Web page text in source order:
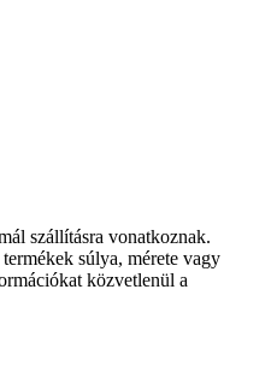
szállításra vonatkoznak.
súlya, mérete vagy
közvetlenül a